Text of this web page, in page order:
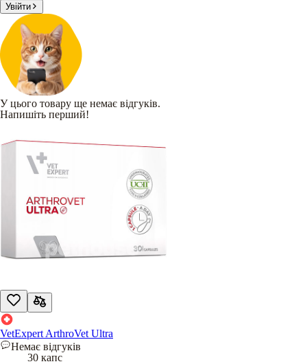
Увійти
У цього товару ще немає відгуків.
Напишіть перший!
VetExpert ArthroVet Ultra
Немає відгуків
30 капс